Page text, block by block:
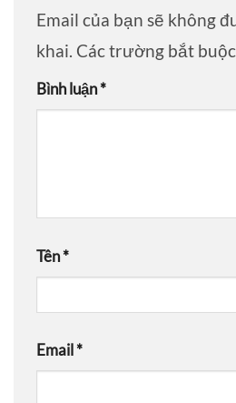
Email của bạn sẽ không
khai. Các trường bắt
Bình luận*
Tên*
Email*